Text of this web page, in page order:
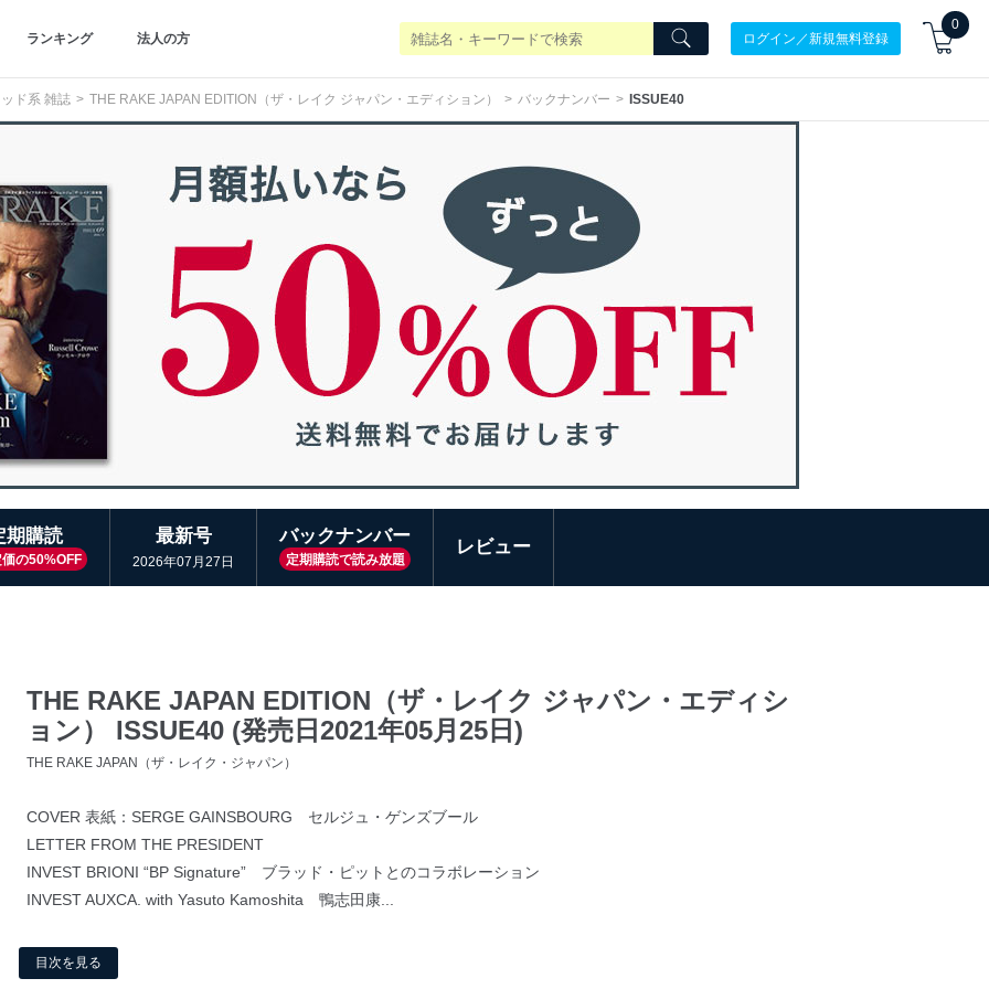
ランキング 法人の方 ログイン／新規無料登録
0
ド系 雑誌 THE RAKE JAPAN EDITION（ザ・レイク ジャパン・エディション） バックナンバー ISSUE40
期購読
の50%OFF
最新号
2026年07月27日
バックナンバー
定期購読で読み放題
レビュー
THE RAKE JAPAN EDITION（ザ・レイク ジャパン・エディシ
ョン） ISSUE40 (発売日2021年05月25日)
THE RAKE JAPAN（ザ・レイク・ジャパン）
COVER 表紙：SERGE GAINSBOURG セルジュ・ゲンズブール
LETTER FROM THE PRESIDENT
INVEST BRIONI “BP Signature” ブラッド・ピットとのコラボレーション
INVEST AUXCA. with Yasuto Kamoshita 鴨志田康...
目次を見る